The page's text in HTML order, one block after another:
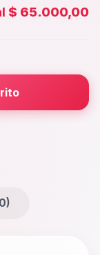
)
$ 65.000,00